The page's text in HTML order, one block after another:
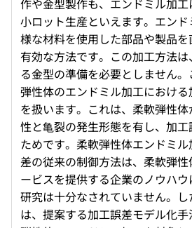
作や金型製作も、エンドミル加
小ロット生産といえます。エン
様な材料を使用した部品や製品
有効な方法です。この加工方法
る金型の準備を必要としません
弾性体のエンドミル加工におけ
を扱います。これは、柔軟弾性
性と亀裂の発生形態を有し、加
ためです。柔軟弾性体エンドミ
差の従来の制御方法は、柔軟弾
ービスを提供する企業のノウハ
研究は十分なされていません。
は、提案する加工誤差モデル化